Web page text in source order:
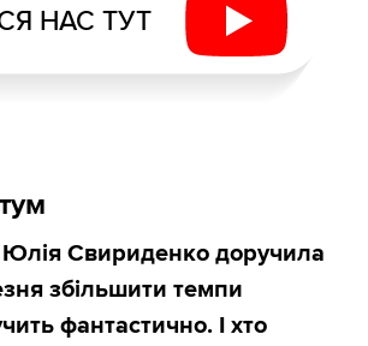
НАС ТУТ
Свириденко доручила
збільшити темпи
фантастично. І хто